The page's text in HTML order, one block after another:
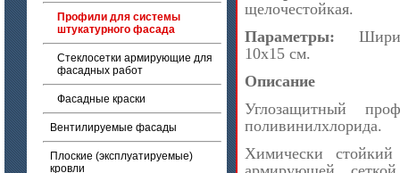
Профили для системы
штукатурного фасада
Стеклосетки армирующие для
фасадных работ
Фасадные краски
Вентилируемые фасады
Плоские (эксплуатируемые)
кровли
щелочестойкая.
Параметры:
10х15 см.
Описание
Углозащитный
поливинилхлорида.
Химически